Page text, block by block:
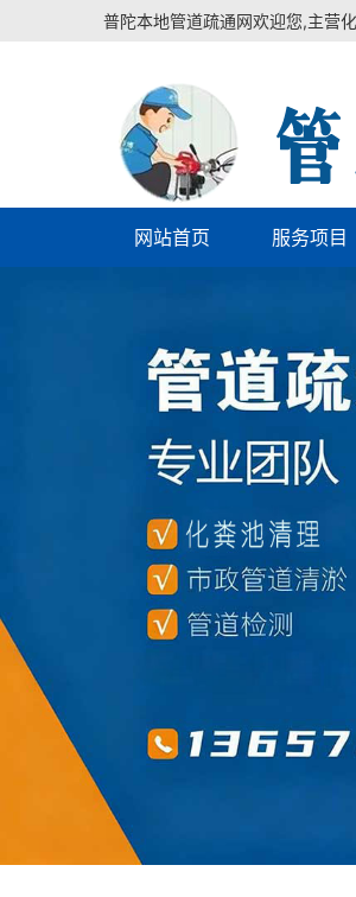
普陀本地管道疏通网欢迎您,主营
网站首页 服务项目